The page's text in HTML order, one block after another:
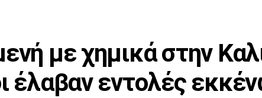
με χημικά στην
έλαβαν εντολές